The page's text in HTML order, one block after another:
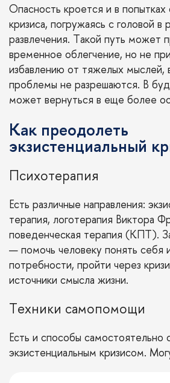
Опасность кроется и в
кризиса, погружаясь с головой в
развлечения. Такой путь может
временное облегчение, но не
избавлению от тяжелых мыслей,
проблемы не разрешаются. В
может вернуться в еще более
Как преодолеть
экзистенциальный
Психотерапия
Есть различные направления:
терапия, логотерапия Виктора
поведенческая терапия (КПТ).
— помочь человеку понять себя
потребности, пройти через
источники смысла жизни.
Техники самопомощи
Есть и способы самостоятельно
экзистенциальным кризисом.